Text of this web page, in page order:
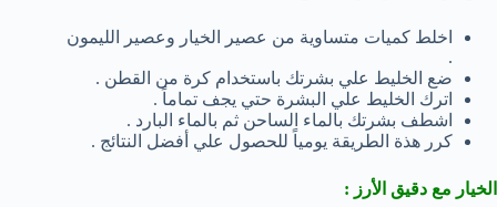
اخلط كميات متساوية من عصير الخيار وعصير الليمون
.
ضع الخليط علي بشرتك باستخدام كرة من القطن .
اترك الخليط علي البشرة حتي يجف تماماً .
اشطف بشرتك بالماء الساحن ثم بالماء البارد .
كرر هذة الطريقة يومياً للحصول علي أفضل النتائج .
الخيار مع دقيق الأرز :